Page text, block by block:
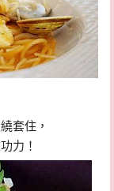
套住，
力！